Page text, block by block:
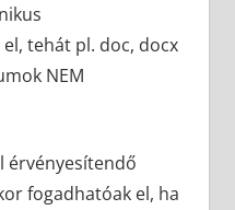
tehát pl. doc, docx
NEM
érvényesítendő
fogadhatóak el, ha